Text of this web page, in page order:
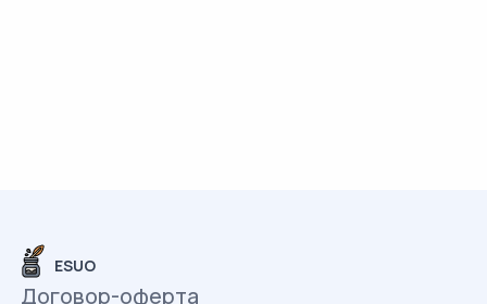
ESUO
Договор-оферта